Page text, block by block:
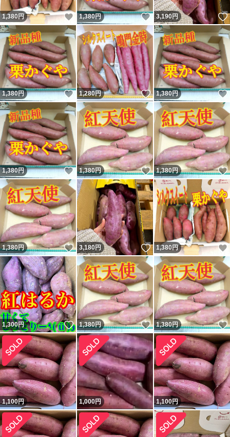
1,380円 いいね！
1,380円 いいね！
3,190円
1,380円 いいね！
1,280円 いいね！
1,380円
1,380円 いいね！
1,380円 いいね！
1,380円
1,380円 いいね！
3,180円 いいね！
1,380円
1,300円 いいね！
1,380円 いいね！
1,380円
1,100円 1,000円 1,100円